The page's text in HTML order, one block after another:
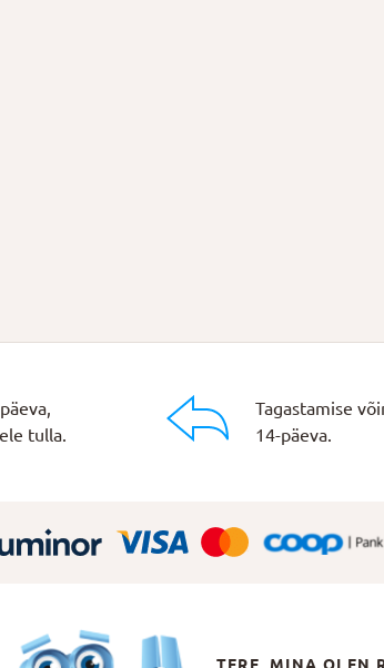
tulla.
Tagastamise
14-päeva.
TERE, MINA OLEN